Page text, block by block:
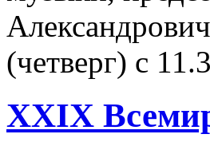
(четверг) с
XXIX